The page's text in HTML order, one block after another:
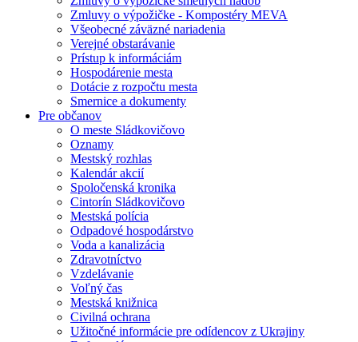
Zmluvy o výpožičke - Kompostéry MEVA
Všeobecné záväzné nariadenia
Verejné obstarávanie
Prístup k informáciám
Hospodárenie mesta
Dotácie z rozpočtu mesta
Smernice a dokumenty
Pre občanov
O meste Sládkovičovo
Oznamy
Mestský rozhlas
Kalendár akcií
Spoločenská kronika
Cintorín Sládkovičovo
Mestská polícia
Odpadové hospodárstvo
Voda a kanalizácia
Zdravotníctvo
Vzdelávanie
Voľný čas
Mestská knižnica
Civilná ochrana
Užitočné informácie pre odídencov z Ukrajiny